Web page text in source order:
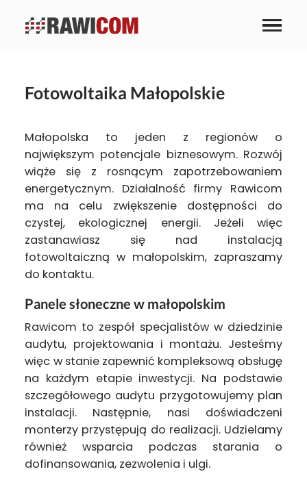
Fotowoltaika Małopolskie
Małopolska to jeden z regionów o
największym potencjale biznesowym. Rozwój
wiąże się z rosnącym zapotrzebowaniem
energetycznym. Działalność firmy Rawicom
ma na celu zwiększenie dostępności do
czystej, ekologicznej energii. Jeżeli więc
zastanawiasz się nad instalacją
fotowoltaiczną w małopolskim, zapraszamy
do kontaktu.
Panele słoneczne w małopolskim
Rawicom to zespół specjalistów w dziedzinie
audytu, projektowania i montażu. Jesteśmy
więc w stanie zapewnić kompleksową obsługę
na każdym etapie inwestycji. Na podstawie
szczegółowego audytu przygotowujemy plan
instalacji. Następnie, nasi doświadczeni
monterzy przystępują do realizacji. Udzielamy
również wsparcia podczas starania o
dofinansowania, zezwolenia i ulgi.